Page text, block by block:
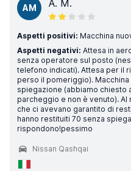
AM A. M.
Aspetti positivi: Macchina
Aspetti negativi: Attesa in
senza operatore sul posto
telefono indicati). Attesa per il
perso il pomeriggio).
spiegazione (abbiamo chiesto
parcheggio e non è venuto).
che ci avevano garantito di
hanno restituiti 70 senza
rispondono!pessimo
Nissan Qashqai